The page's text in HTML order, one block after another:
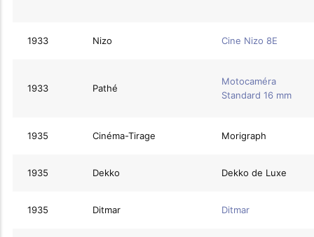
1933 Nizo Cine Nizo 8E
1933 Pathé
Motocaméra
Standard 16 mm
1935 Cinéma-Tirage Morigraph
1935 Dekko Dekko de Luxe
1935 Ditmar Ditmar